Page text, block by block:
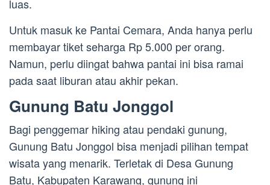
luas.
Untuk masuk ke Pantai Cemara, Anda hanya perlu
membayar tiket seharga Rp 5.000 per orang.
Namun, perlu diingat bahwa pantai ini bisa ramai
pada saat liburan atau akhir pekan.
Gunung Batu Jonggol
Bagi penggemar hiking atau pendaki gunung,
Gunung Batu Jonggol bisa menjadi pilihan tempat
wisata yang menarik. Terletak di Desa Gunung
Batu, Kabupaten Karawang, gunung ini